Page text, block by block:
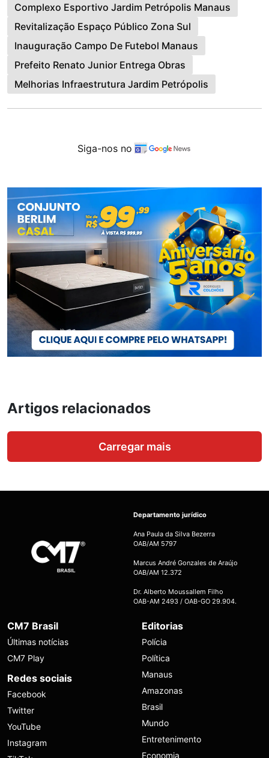
Complexo Esportivo Jardim Petrópolis Manaus
Revitalização Espaço Público Zona Sul
Inauguração Campo De Futebol Manaus
Prefeito Renato Junior Entrega Obras
Melhorias Infraestrutura Jardim Petrópolis
Siga-nos no
Artigos relacionados
Carregar mais
Departamento jurídico
Ana Paula da Silva Bezerra
OAB/AM 5797
Marcus André Gonzales de Araújo
OAB/AM 12.372
Dr. Alberto Moussallem Filho
OAB-AM 2493 / OAB-GO 29.904.
CM7 Brasil
Últimas notícias
CM7 Play
Redes sociais
Facebook
Twitter
YouTube
Instagram
Editorias
Polícia
Política
Manaus
Amazonas
Brasil
Mundo
Entretenimento
Economia